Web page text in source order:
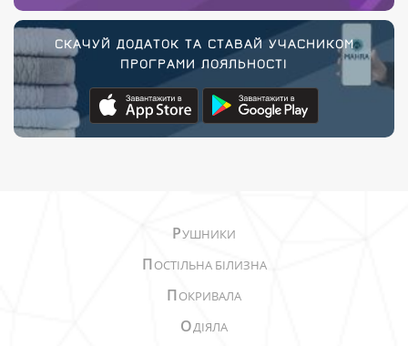
СКАЧУЙ ДОДАТОК ТА СТАВАЙ УЧАСНИКОМ
ПРОГРАМИ ЛОЯЛЬНОСТІ
РУШНИКИ
ПОСТІЛЬНА БІЛИЗНА
ПОКРИВАЛА
ОДІЯЛА